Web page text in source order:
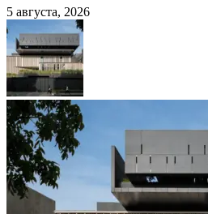
5 августа, 2026